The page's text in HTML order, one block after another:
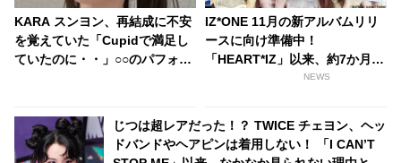
KARA スンヨン、再結成に不安
を覚えていた「Cupidで満足し
ていたのに・・」○○のパフォー
じられる発言はさすがの一言
IZ*ONE 11月の新アルバムリリ
ースに向け準備中！
「HEART*IZ」以来、約7か月ぶ
りのカムバックへNEWS
じつは超レアだった！？ TWICE チェヨン、ヘッ
ドバンドやヘアピンは着用しない！ 「I CAN’T